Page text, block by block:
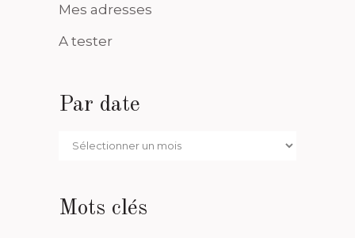
Mes adresses
A tester
Par date
Par
Mots clés